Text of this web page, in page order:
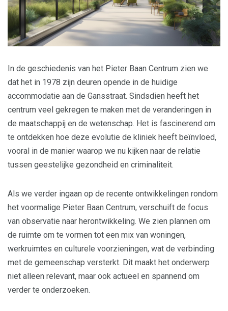
In de geschiedenis van het Pieter Baan Centrum zien we
dat het in 1978 zijn deuren opende in de huidige
accommodatie aan de Gansstraat. Sindsdien heeft het
centrum veel gekregen te maken met de veranderingen in
de maatschappij en de wetenschap. Het is fascinerend om
te ontdekken hoe deze evolutie de kliniek heeft beïnvloed,
vooral in de manier waarop we nu kijken naar de relatie
tussen geestelijke gezondheid en criminaliteit.
Als we verder ingaan op de recente ontwikkelingen rondom
het voormalige Pieter Baan Centrum, verschuift de focus
van observatie naar herontwikkeling. We zien plannen om
de ruimte om te vormen tot een mix van woningen,
werkruimtes en culturele voorzieningen, wat de verbinding
met de gemeenschap versterkt. Dit maakt het onderwerp
niet alleen relevant, maar ook actueel en spannend om
verder te onderzoeken.